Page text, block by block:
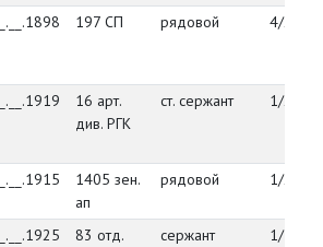
__.__.1898 197 СП рядовой 4/20/45
__.__.1919
16 арт.
див. РГК
ст. сержант 1/22/45
__.__.1915
1405 зен.
ап
рядовой 1/2/45
__.__.1925
83 отд.
сержант 1/12/45